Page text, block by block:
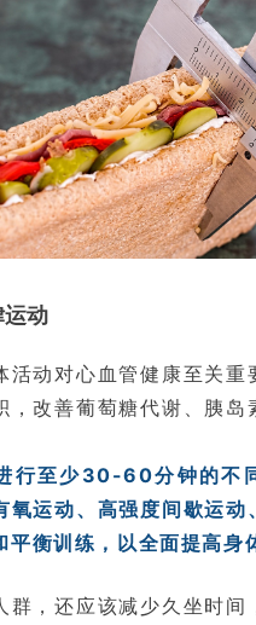
动
活动对心血管健康至关重
，改善葡萄糖代谢、胰岛
行至少30-60分钟的不
氧运动、高强度间歇运动
平衡训练，以全面提高身
群，还应该减少久坐时间